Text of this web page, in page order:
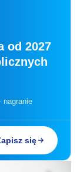
od 2027
nagranie
się